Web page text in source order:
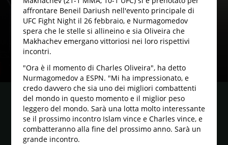
affrontare Beneil Dariush nell'evento principale di
UFC Fight Night il 26 febbraio, e Nurmagomedov
spera che le stelle si allineino e sia Oliveira che
Makhachev emergano vittoriosi nei loro rispettivi
incontri.
"Ora è il momento di Charles Oliveira", ha detto
Nurmagomedov a ESPN. "Mi ha impressionato, e
credo davvero che sia uno dei migliori combattenti
del mondo in questo momento e il miglior peso
leggero del mondo. Sarà una lotta molto interessante
se il prossimo incontro Islam vince e Charles vince, e
combatteranno alla fine del prossimo anno. Sarà un
grande incontro.